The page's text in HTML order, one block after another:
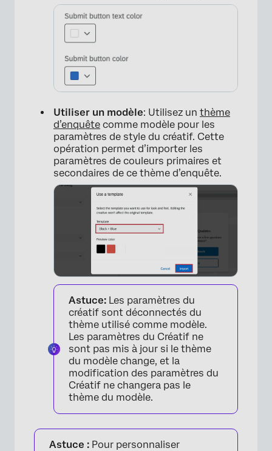
Utiliser un modèle: Utilisez un thème
d’enquête comme modèle pour les
paramètres de style du créatif. Cette
opération permet d’importer les
paramètres de couleurs primaires et
secondaires de ce thème d’enquête.
Astuce: Les paramètres du
créatif sont déconnectés du
thème utilisé comme modèle.
Les paramètres du Créatif ne
sont pas mis à jour si le thème
du modèle change, et la
modification des paramètres du
Créatif ne changera pas le
thème du modèle.
Astuce : Pour personnaliser